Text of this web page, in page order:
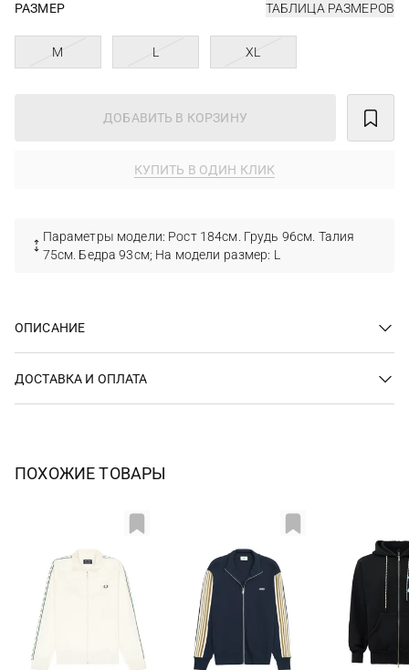
РАЗМЕР ТАБЛИЦА РАЗМЕРОВ
M L XL
ДОБАВИТЬ В КОРЗИНУ
КУПИТЬ В ОДИН КЛИК
Параметры модели: Рост 184см. Грудь 96см. Талия
75см. Бедра 93см; На модели размер: L
ОПИСАНИЕ
ДОСТАВКА И ОПЛАТА
ПОХОЖИЕ ТОВАРЫ